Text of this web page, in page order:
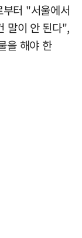
터 "서울에서
말이 안 된다",
을 해야 한